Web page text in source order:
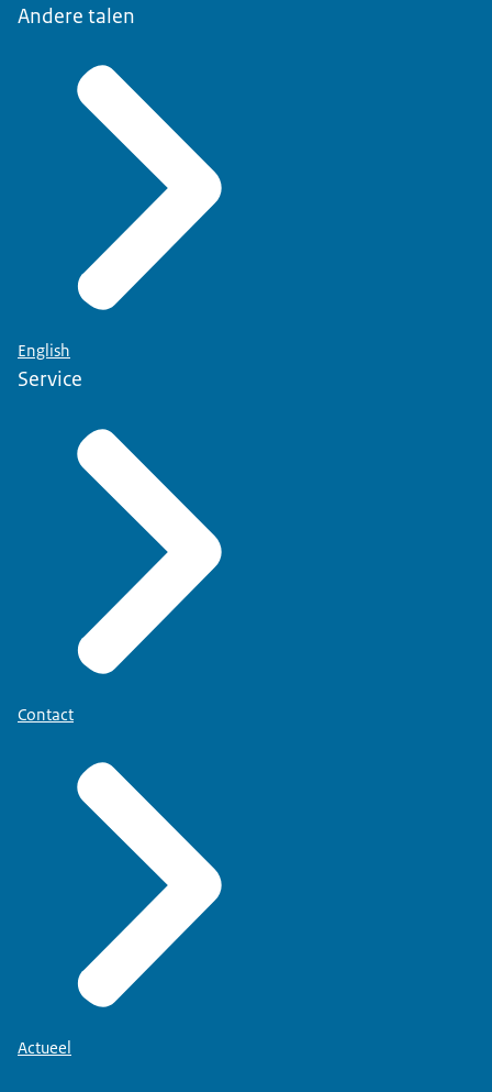
Andere talen
English
Service
Contact
Actueel